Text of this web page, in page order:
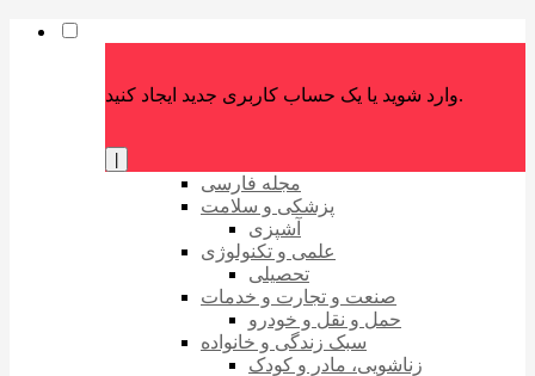
وارد شوید یا یک حساب کاربری جدید ایجاد کنید.
مجله فارسی
پزشکی و سلامت
آشپزی
علمی و تکنولوژی
تحصیلی
صنعت و تجارت و خدمات
حمل و نقل و خودرو
سبک زندگی و خانواده
زناشویی، مادر و کودک